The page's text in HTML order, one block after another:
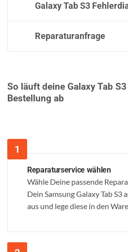
Galaxy Tab S3
Reparaturanfrage
So läuft deine Galaxy Tab
Bestellung ab
Reparaturservice wählen
Wähle Deine passende
Dein Samsung Galaxy Tab S3
aus und lege diese in den